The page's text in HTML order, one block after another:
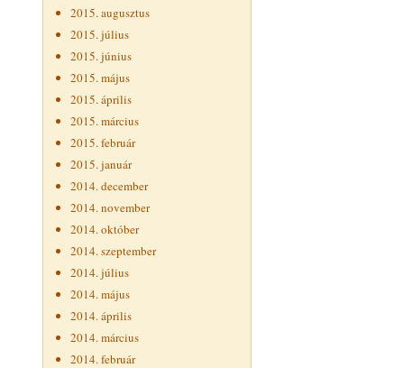
2015. augusztus
2015. július
2015. június
2015. május
2015. április
2015. március
2015. február
2015. január
2014. december
2014. november
2014. október
2014. szeptember
2014. július
2014. május
2014. április
2014. március
2014. február